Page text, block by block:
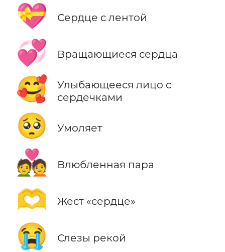
💝 Сердце с лентой
💞 Вращающиеся сердца
🥰
Улыбающееся лицо с
сердечками
🥺 Умоляет
💑 Влюбленная пара
🫶 Жест «сердце»
😭 Слезы рекой